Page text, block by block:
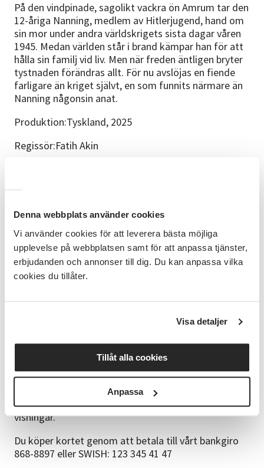
Denna webbplats använder cookies
Vi använder cookies för att leverera bästa möjliga
upplevelse på webbplatsen samt för att anpassa tjänster,
erbjudanden och annonser till dig. Du kan anpassa vilka
cookies du tillåter.
Visa detaljer
Tillåt alla cookies
Anpassa
På den vindpinade, sagolikt vackra ön Amrum tar den
12-åriga Nanning, medlem av Hitlerjugend, hand om
sin mor under andra världskrigets sista dagar våren
1945. Medan världen står i brand kämpar han för att
hålla sin familj vid liv. Men när freden äntligen bryter
tystnaden förändras allt. För nu avslöjas en fiende
farligare än kriget självt, en som funnits närmare än
Nanning någonsin anat.
Produktion:Tyskland, 2025
Regissör:Fatih Akin
Köp gärna ditt medlemskort i förväg via swish 123
Köp ett terminskort och se alla 12 filmerna för 350
Du köper ett terminskort vilket inkluderar
medlemskap i föreningen. Biljetter till enstaka
Medlemmar i Uddevalla kommuns personalförening,
medlemmar i regionens personalklubb och studenter
mellan 15-20 år får 50 kr rabatt på terminskortet. Alla
som har fyllt 15 år är välkomna som medlemmar i
filmstudion, åldersgränsen beror på den vanligt
förekommande åldersgränsen 15 år på bio.
Ditt kort är personligt och ska alltid uppvisas vid våra
visningar.
Du köper kortet genom att betala till vårt bankgiro
868-8897 eller SWISH: 123 345 41 47